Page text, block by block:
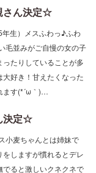
さん決定☆
生）メスふわっ♪ふわ
毛並みがご自慢の女の子
たりしていることが多
大好き！甘えたくなった
す(*´ω｀)…
決定☆
麦ちゃんとは姉妹で
しますが慣れるとデレ
でると激しいクネクネで